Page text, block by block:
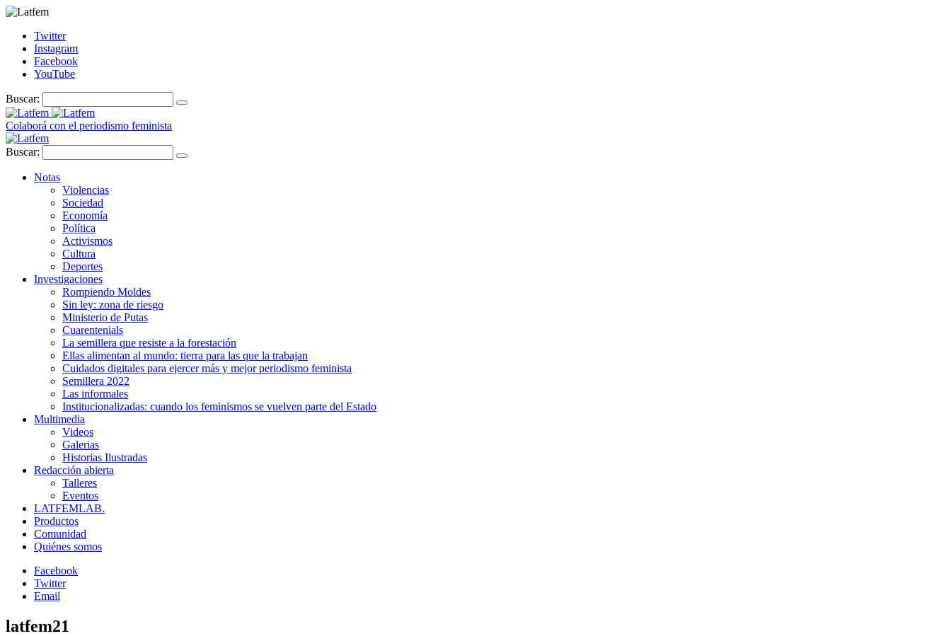
Twitter
Instagram
Facebook
YouTube
Buscar:
Colaborá con el periodismo feminista
Buscar:
Notas
Violencias
Sociedad
Economía
Política
Activismos
Cultura
Deportes
Investigaciones
Rompiendo Moldes
Sin ley: zona de riesgo
Ministerio de Putas
Cuarentenials
La semillera que resiste a la forestación
Ellas alimentan al mundo: tierra para las que la trabajan
Cuidados digitales para ejercer más y mejor periodismo feminista
Semillera 2022
Las informales
Institucionalizadas: cuando los feminismos se vuelven parte del Estado
Multimedia
Videos
Galerias
Historias Ilustradas
Redacción abierta
Talleres
Eventos
LATFEMLAB.
Productos
Comunidad
Quiénes somos
Facebook
Twitter
Email
latfem21